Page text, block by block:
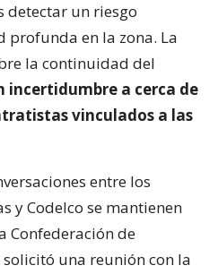
detectar un riesgo
profunda en la zona. La
la continuidad del
incertidumbre a cerca de
vinculados a las
entre los
y Codelco se mantienen
Confederación de
una reunión con la